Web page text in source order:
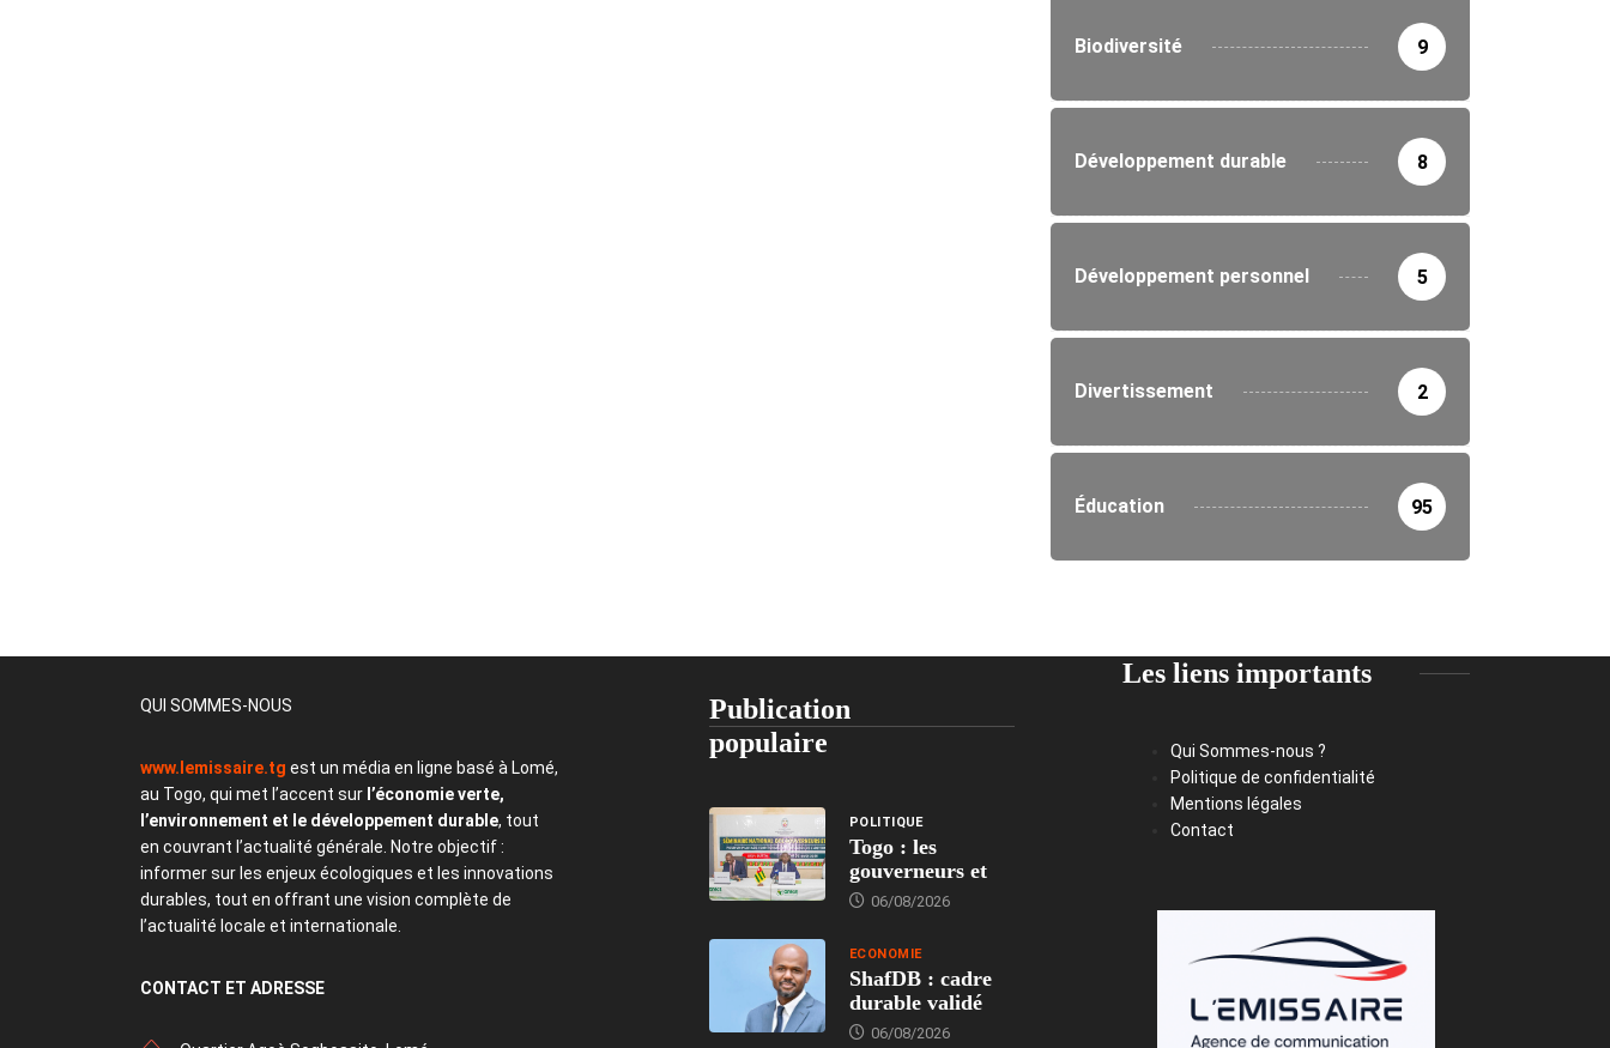
Biodiversité 9
Développement durable 8
Développement personnel 5
Divertissement 2
Éducation 95
QUI SOMMES-NOUS
www.lemissaire.tg est un média en ligne basé à Lomé,
au Togo, qui met l’accent sur l’économie verte,
l’environnement et le développement durable, tout
en couvrant l’actualité générale. Notre objectif :
informer sur les enjeux écologiques et les innovations
durables, tout en offrant une vision complète de
l’actualité locale et internationale.
CONTACT ET ADRESSE
Publication
populaire
POLITIQUE
Togo : les
gouverneurs et
06/08/2026
ECONOMIE
ShafDB : cadre
durable validé
06/08/2026
Les liens importants
Qui Sommes-nous ?
Politique de confidentialité
Mentions légales
Contact